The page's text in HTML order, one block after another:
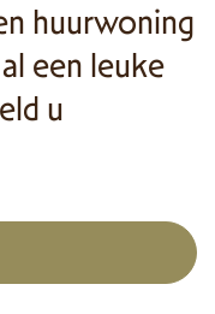
huurwoning
een leuke
u